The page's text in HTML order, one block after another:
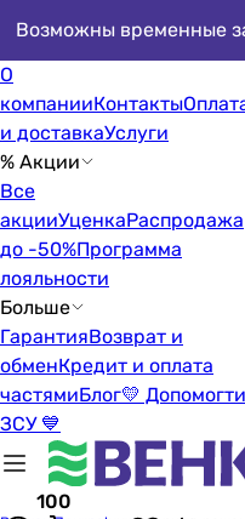
Возможны временные
О
компанииКонтакты
и доставкаУслуги
% Акции
Все
акцииУценкаРаспродажа
до -50%Программа
лояльности
Больше
ГарантияВозврат и
обменКредит и оплата
частямиБлог💛 Допомогти
ЗСУ 💙
100